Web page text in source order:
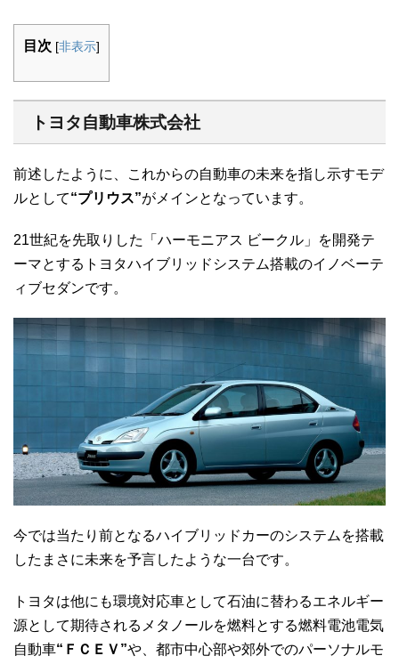
目次 [非表示]
トヨタ自動車株式会社
前述したように、これからの自動車の未来を指し示すモデ
ルとして“プリウス”がメインとなっています。
21世紀を先取りした「ハーモニアス ビークル」を開発テ
ーマとするトヨタハイブリッドシステム搭載のイノベーテ
ィブセダンです。
今では当たり前となるハイブリッドカーのシステムを搭載
したまさに未来を予言したような一台です。
トヨタは他にも環境対応車として石油に替わるエネルギー
源として期待されるメタノールを燃料とする燃料電池電気
自動車“ ＦＣＥＶ”や、都市中心部や郊外でのパーソナルモ